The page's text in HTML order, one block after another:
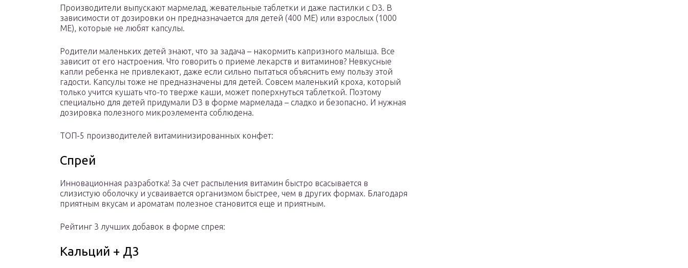
Производители выпускают мармелад, жевательные таблетки и даже пастилки с D3. В
зависимости от дозировки он предназначается для детей (400 ME) или взрослых (1000
ME), которые не любят капсулы.
Родители маленьких детей знают, что за задача – накормить капризного малыша. Все
зависит от его настроения. Что говорить о приеме лекарств и витаминов? Невкусные
капли ребенка не привлекают, даже если сильно пытаться объяснить ему пользу этой
гадости. Капсулы тоже не предназначены для детей. Совсем маленький кроха, который
только учится кушать что-то тверже каши, может поперхнуться таблеткой. Поэтому
специально для детей придумали D3 в форме мармелада – сладко и безопасно. И нужная
дозировка полезного микроэлемента соблюдена.
ТОП-5 производителей витаминизированных конфет:
Спрей
Инновационная разработка! За счет распыления витамин быстро всасывается в
слизистую оболочку и усваивается организмом быстрее, чем в других формах. Благодаря
приятным вкусам и ароматам полезное становится еще и приятным.
Рейтинг 3 лучших добавок в форме спрея:
Кальций + Д3